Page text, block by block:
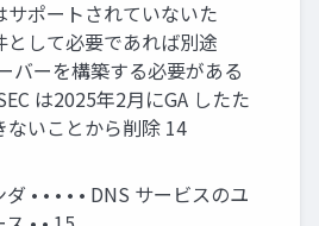
サポートされていないた
として必要であれば別途
バーを構築する必要がある
は2025年2月にGA したた
ないことから削除 14
• • • • • DNS サービスのユ